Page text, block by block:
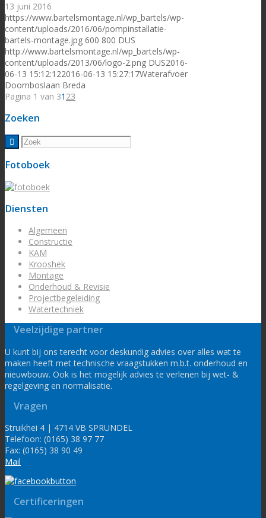
13 juni 2016
https://www.bartelsmontage.nl/wp_bartels/wp-
content/uploads/2016/06/pompinstallatie-
bartels-montage.jpg 600 800 DUS
http://www.bartelsmontage.nl/wp_bartels/wp-
content/uploads/2013/06/logo-2.png DUS2016-
06-13 15:12:122016-06-13 15:27:17Waterafvoer
Doornboslaan Breda
Pagina 1 van 31 23
Zoeken
Fotoboek
Diensten
Algemeen
Constructie
KAM
Krooshek
Montage
Onderhoud & Revisie
Projectbegeleiding
Watertechniek
Veelzijdige partner
U kunt bij ons terecht voor deskundig advies over alles wat te
maken heeft met technische vraagstukken m.b.t. onderhoud en
nieuwbouw. Ook is het mogelijk advies te verlenen bij wet- &
regelgeving en normalisatie.
Vragen
Struikhei 4 | 4714 VB SPRUNDEL
Telefoon: (0165) 38 97 77
Fax: (0165) 38 90 49
Mail
Certificeringen